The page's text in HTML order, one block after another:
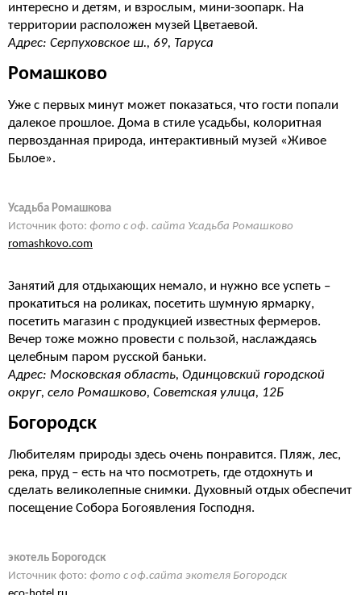
интересно и детям, и взрослым, мини-зоопарк. На
территории расположен музей Цветаевой.
Адрес: Серпуховское ш., 69, Таруса
Ромашково
Уже с первых минут может показаться, что гости попали
далекое прошлое. Дома в стиле усадьбы, колоритная
первозданная природа, интерактивный музей «Живое
Былое».
Усадьба Ромашкова
Источник фото: фото с оф. сайта Усадьба Ромашково
romashkovo.com
Занятий для отдыхающих немало, и нужно все успеть –
прокатиться на роликах, посетить шумную ярмарку,
посетить магазин с продукцией известных фермеров.
Вечер тоже можно провести с пользой, наслаждаясь
целебным паром русской баньки.
Адрес: Московская область, Одинцовский городской
округ, село Ромашково, Советская улица, 12Б
Богородск
Любителям природы здесь очень понравится. Пляж, лес,
река, пруд – есть на что посмотреть, где отдохнуть и
сделать великолепные снимки. Духовный отдых обеспечит
посещение Собора Богоявления Господня.
экотель Борогодск
Источник фото: фото с оф.сайта экотеля Богородск